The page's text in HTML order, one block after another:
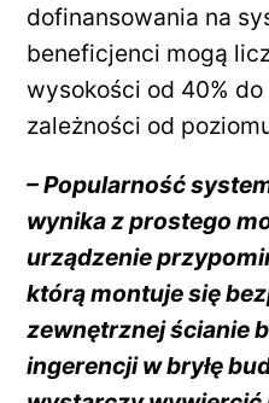
dofinansowania na
beneficjenci mogą
wysokości od 40%
zależności od
– Popularność
wynika z prostego
urządzenie
którą montuje się
zewnętrznej ścianie
ingerencji w bryłę